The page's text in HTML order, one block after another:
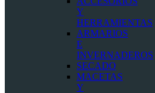
Y
HERRAMIENTAS
ARMARIOS
E
INVERNADEROS
SECADO
MACETAS
Y